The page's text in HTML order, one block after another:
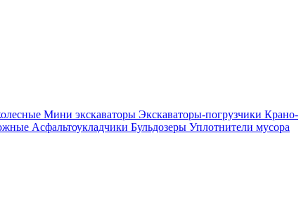
Мини экскаваторы Экскаваторы-погрузчики Крано-
Асфальтоукладчики Бульдозеры Уплотнители мусора